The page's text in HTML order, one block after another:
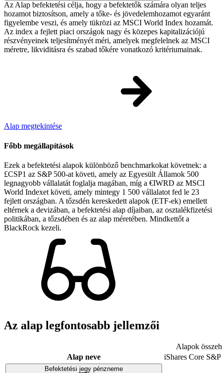
Az Alap befektetési célja, hogy a befektetők számára olyan teljes
hozamot biztosítson, amely a tőke- és jövedelemhozamot egyaránt
figyelembe veszi, és amely tükrözi az MSCI World Index hozamát.
Az index a fejlett piaci országok nagy és közepes kapitalizációjú
részvényeinek teljesítményét méri, amelyek megfelelnek az MSCI
méretre, likviditásra és szabad tőkére vonatkozó kritériumainak.
Alap megtekintése
Főbb megállapítások
Ezek a befektetési alapok különböző benchmarkokat követnek: a
£CSP1 az S&P 500-at követi, amely az Egyesült Államok 500
legnagyobb vállalatát foglalja magában, míg a €IWRD az MSCI
World Indexet követi, amely mintegy 1 500 vállalatot fed le 23
fejlett országban. A tőzsdén kereskedett alapok (ETF-ek) emellett
eltérnek a devizában, a befektetési alap díjaiban, az osztalékfizetési
politikában, a tőzsdében és az alap méretében. Mindkettőt a
BlackRock kezeli.
Az alap legfontosabb jellemzői
Alapok
Alap neve
iShares Core
Befektetési jegy pénzneme